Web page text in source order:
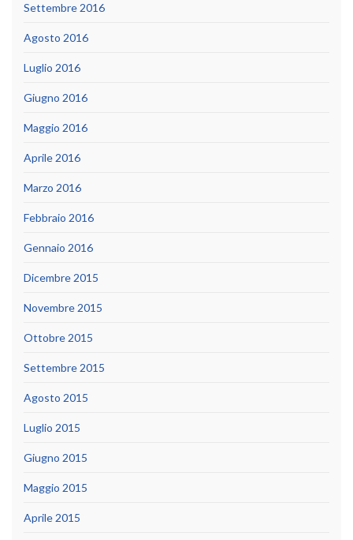
Settembre 2016
Agosto 2016
Luglio 2016
Giugno 2016
Maggio 2016
Aprile 2016
Marzo 2016
Febbraio 2016
Gennaio 2016
Dicembre 2015
Novembre 2015
Ottobre 2015
Settembre 2015
Agosto 2015
Luglio 2015
Giugno 2015
Maggio 2015
Aprile 2015